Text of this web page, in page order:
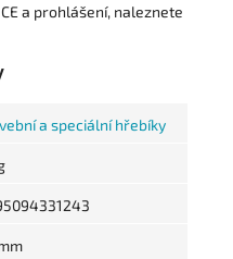
a prohlášení, naleznete
a speciální hřebíky